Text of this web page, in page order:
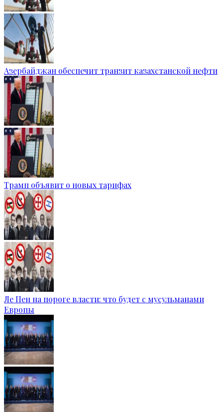
Азербайджан обеспечит транзит казахстанской нефти
Трамп объявит о новых тарифах
Ле Пен на пороге власти: что будет с мусульманами
Европы